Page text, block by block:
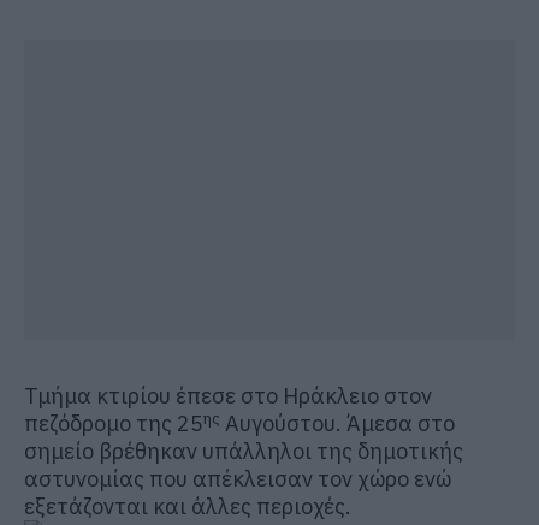
Τμήμα κτιρίου έπεσε στο Ηράκλειο στον
πεζόδρομο της 25ης Αυγούστου. Άμεσα στο
σημείο βρέθηκαν υπάλληλοι της δημοτικής
αστυνομίας που απέκλεισαν τον χώρο ενώ
εξετάζονται και άλλες περιοχές.